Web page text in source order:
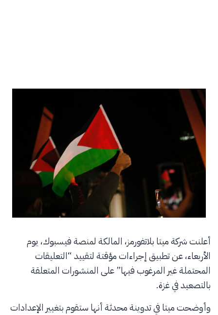
أعلنت شركة ميتا بلاتفورمز، المالكة لمنصة فيسبوك، يوم
الأربعاء، عن تطبيق إجراءات مؤقتة لتقييد “التعليقات
المحتملة غير المرغوب فيها” على المنشورات المتعلقة
بالتصعيد في غزة.
وأوضحت ميتا في تدوينة محدثة أنها ستقوم بتغيير الإعدادات